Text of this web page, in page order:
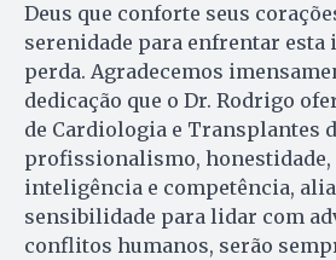
Deus que conforte seus
serenidade para enfrentar esta
perda. Agradecemos
dedicação que o Dr. Rodrigo
de Cardiologia e Transplantes
profissionalismo, honestidade,
inteligência e competência,
sensibilidade para lidar com
conflitos humanos, serão